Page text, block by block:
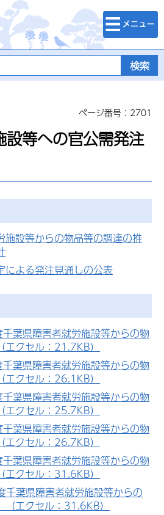
県
検索・メニュ
ー
ページ番号：2701
設等への官公需発注
施設等からの物品等の調達の推
による発注見通しの公表
千葉県障害者就労施設等からの物
クセル：21.7KB）
千葉県障害者就労施設等からの物
クセル：26.1KB）
千葉県障害者就労施設等からの物
クセル：25.7KB）
千葉県障害者就労施設等からの物
クセル：26.7KB）
千葉県障害者就労施設等からの物
クセル：31.6KB）
千葉県障害者就労施設等からの
エクセル：31.6KB）